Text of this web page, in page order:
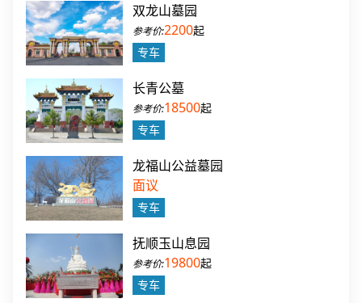
双龙山墓园
2200起
专车
长青公墓
18500起
专车
龙福山公益墓园
面议
专车
抚顺玉山息园
19800起
专车